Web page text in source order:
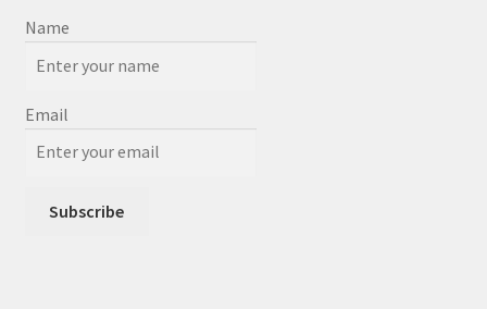
Name
Email